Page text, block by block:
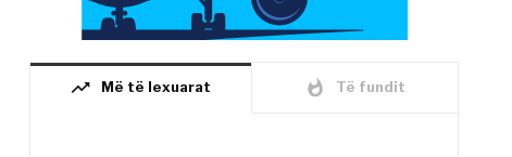
trending_up Më të lexuarat whatshot Të fundit